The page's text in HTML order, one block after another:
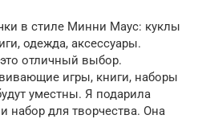
в стиле Минни Маус: куклы
одежда, аксессуары.
отличный выбор.
игры, книги, наборы
уместны. Я подарила
набор для творчества. Она